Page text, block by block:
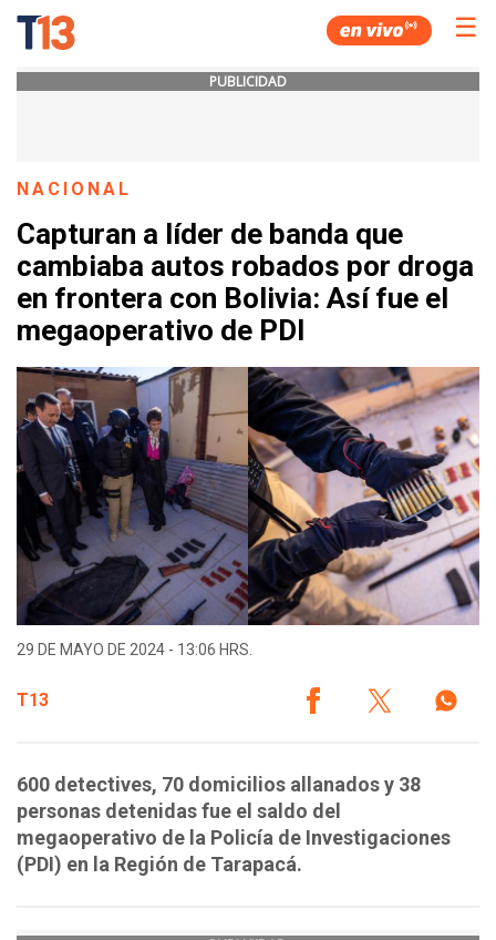
☰
PUBLICIDAD
NACIONAL
Capturan a líder de banda que
cambiaba autos robados por droga
en frontera con Bolivia: Así fue el
megaoperativo de PDI
29 DE MAYO DE 2024 - 13:06 HRS.
T13
600 detectives, 70 domicilios allanados y 38
personas detenidas fue el saldo del
megaoperativo de la Policía de Investigaciones
(PDI) en la Región de Tarapacá.